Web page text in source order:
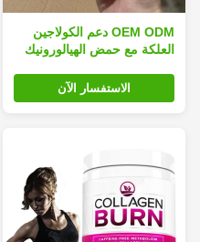
OEM ODM دعم الكولاجين
العلكة مع حمض الهيالورونيك
الجلد والمفاصلالاستفسار الآن